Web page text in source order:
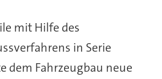
mit Hilfe des
in Serie
dem Fahrzeugbau neue